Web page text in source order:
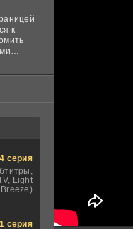
к
серия
Light
Breeze)
1 серия